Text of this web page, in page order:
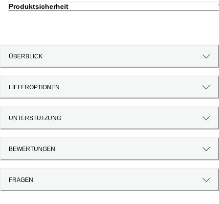
Produktsicherheit
ÜBERBLICK
LIEFEROPTIONEN
UNTERSTÜTZUNG
BEWERTUNGEN
FRAGEN